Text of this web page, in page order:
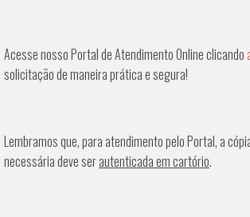
Acesse nosso Portal de Atendimento Online clicando
solicitação de maneira prática e segura!
Lembramos que, para atendimento pelo Portal, a
necessária deve serautenticada em cartório.